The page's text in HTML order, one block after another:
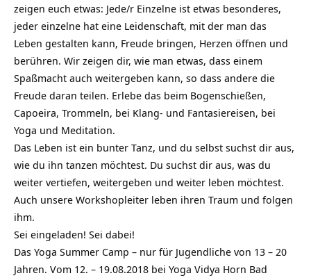
zeigen euch etwas: Jede/r Einzelne ist etwas besonderes,
jeder einzelne hat eine Leidenschaft, mit der man das
Leben gestalten kann, Freude bringen, Herzen öffnen und
berühren. Wir zeigen dir, wie man etwas, dass einem
Spaßmacht auch weitergeben kann, so dass andere die
Freude daran teilen. Erlebe das beim Bogenschießen,
Capoeira, Trommeln, bei Klang- und Fantasiereisen, bei
Yoga und Meditation.
Das Leben ist ein bunter Tanz, und du selbst suchst dir aus,
wie du ihn tanzen möchtest. Du suchst dir aus, was du
weiter vertiefen, weitergeben und weiter leben möchtest.
Auch unsere Workshopleiter leben ihren Traum und folgen
ihm.
Sei eingeladen! Sei dabei!
Das Yoga Summer Camp – nur für Jugendliche von 13 – 20
Jahren. Vom 12. – 19.08.2018 bei Yoga Vidya Horn Bad